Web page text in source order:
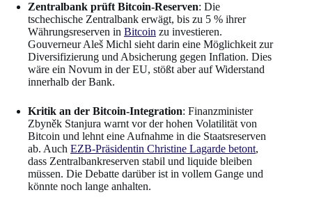
Zentralbank prüft Bitcoin-Reserven: Die
tschechische Zentralbank erwägt, bis zu 5 % ihrer
Währungsreserven in Bitcoin zu investieren.
Gouverneur Aleš Michl sieht darin eine Möglichkeit zur
Diversifizierung und Absicherung gegen Inflation. Dies
wäre ein Novum in der EU, stößt aber auf Widerstand
innerhalb der Bank.
Kritik an der Bitcoin-Integration: Finanzminister
Zbyněk Stanjura warnt vor der hohen Volatilität von
Bitcoin und lehnt eine Aufnahme in die Staatsreserven
ab. Auch EZB-Präsidentin Christine Lagarde betont,
dass Zentralbankreserven stabil und liquide bleiben
müssen. Die Debatte darüber ist in vollem Gange und
könnte noch lange anhalten.